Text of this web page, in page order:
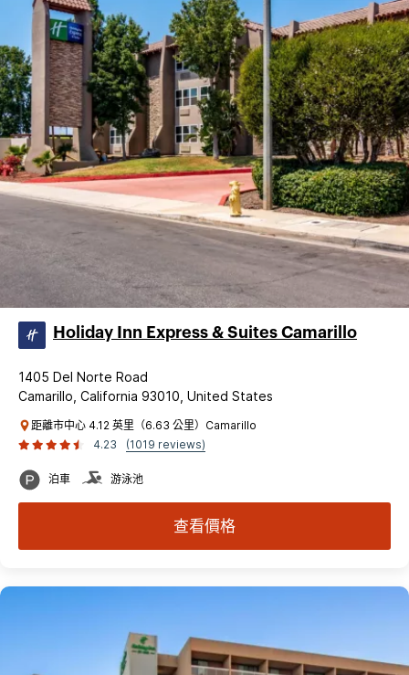
Holiday Inn Express & Suites Camarillo
1405 Del Norte Road
Camarillo, California 93010, United States
距離市中心 4.12 英里（6.63 公里）Camarillo
4.23
(1019 reviews)
泊車 游泳池
查看價格